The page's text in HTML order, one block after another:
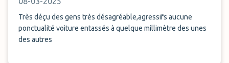
Très déçu des gens très désagréable,agressifs aucune
ponctualité voiture entassés à quelque millimètre des unes
des autres